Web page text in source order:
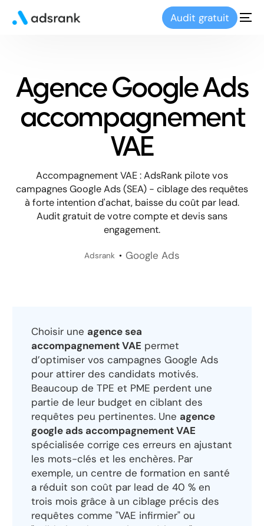
Audit gratuit
Agence Google Ads
accompagnement
VAE
Accompagnement VAE : AdsRank pilote vos
campagnes Google Ads (SEA) - ciblage des requêtes
à forte intention d'achat, baisse du coût par lead.
Audit gratuit de votre compte et devis sans
engagement.
Adsrank Google Ads
Choisir une agence sea
accompagnement VAE permet
d’optimiser vos campagnes Google Ads
pour attirer des candidats motivés.
Beaucoup de TPE et PME perdent une
partie de leur budget en ciblant des
requêtes peu pertinentes. Une agence
google ads accompagnement VAE
spécialisée corrige ces erreurs en ajustant
les mots-clés et les enchères. Par
exemple, un centre de formation en santé
a réduit son coût par lead de 40 % en
trois mois grâce à un ciblage précis des
requêtes comme "VAE infirmier" ou